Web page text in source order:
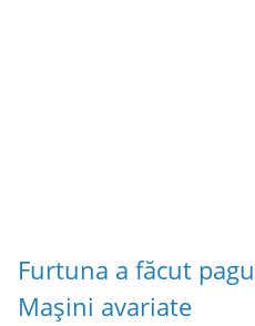
Furtuna a făcut
Mașini avariate